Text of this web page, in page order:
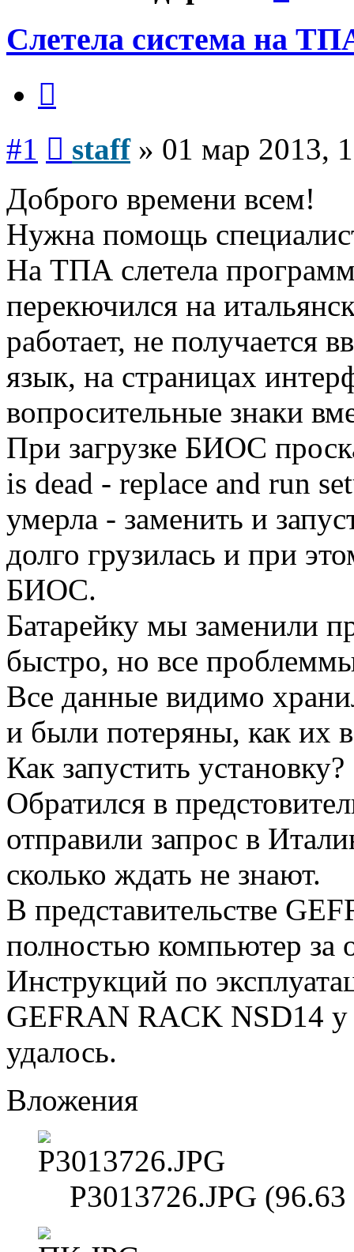
Слетела система на
#1 staff» 01 мар 2013,
Доброго времени всем!
Нужна помощь
На ТПА слетела
перекючился на
работает, не получается
язык, на страницах
вопросительные знаки
При загрузке БИОС
is dead - replace and run
умерла - заменить и
долго грузилась и при
БИОС.
Батарейку мы заменили
быстро, но все
Все данные видимо
и были потеряны, как их
Как запустить установку?
Обратился в
отправили запрос в
сколько ждать не знают.
В представительстве
полностью компьютер за
Инструкций по
GEFRAN RACK NSD14 у
удалось.
Вложения
P3013726.JPG